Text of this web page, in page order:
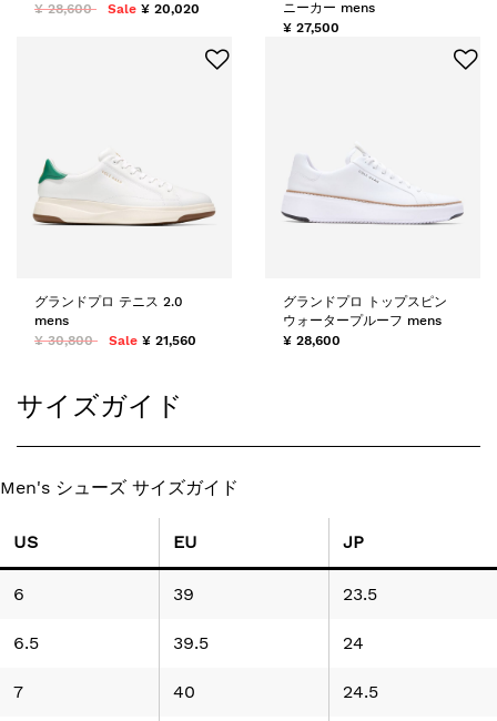
¥ 28,600 Sale ¥ 20,020
ニーカー mens
¥ 27,500
グランドプロ テニス 2.0
mens
¥ 30,800
Sale ¥ 21,560
グランドプロ トップスピン
ウォータープルーフ mens
¥ 28,600
サイズガイド
Men's シューズ サイズガイド
US EU JP
6 39 23.5
6.5 39.5 24
7 40 24.5